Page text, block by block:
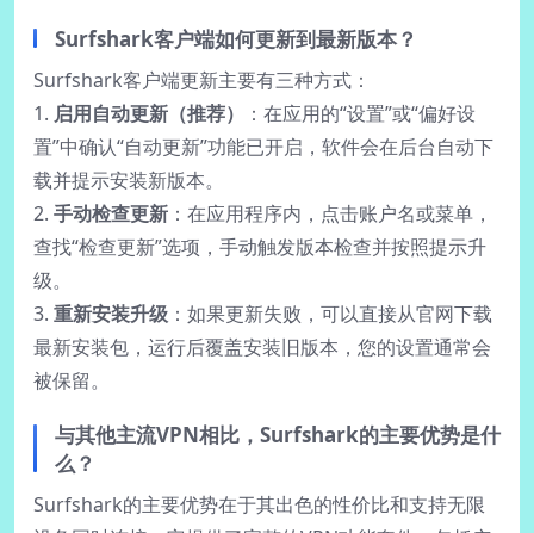
Surfshark客户端如何更新到最新版本？
Surfshark客户端更新主要有三种方式：
1. 启用自动更新（推荐）
：在应用的“设置”或“偏好设
置”中确认“自动更新”功能已开启，软件会在后台自动下
载并提示安装新版本。
2. 手动检查更新 ：在应用程序内，点击账户名或菜单，
查找“检查更新”选项，手动触发版本检查并按照提示升
级。
3. 重新安装升级 ：如果更新失败，可以直接从官网下载
最新安装包，运行后覆盖安装旧版本，您的设置通常会
被保留。
与其他主流VPN相比，Surfshark的主要优势是什
么？
Surfshark的主要优势在于其出色的性价比和支持无限